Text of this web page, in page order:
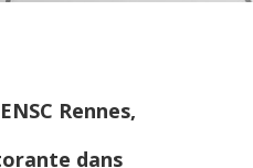
Rennes,
dans